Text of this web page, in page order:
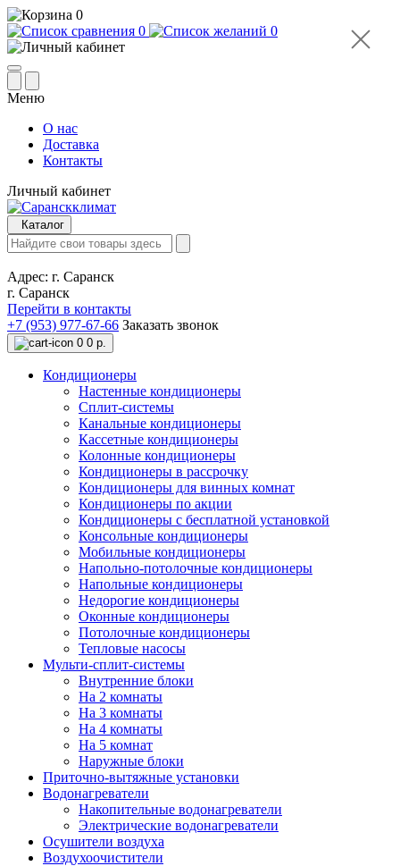
0
0
0
Меню
О нас
Доставка
Контакты
Личный кабинет
Каталог
Адрес: г. Саранск
г. Саранск
Перейти в контакты
+7 (953) 977-67-66 Заказать звонок
0 0 р.
Кондиционеры
Настенные кондиционеры
Сплит-системы
Канальные кондиционеры
Кассетные кондиционеры
Колонные кондиционеры
Кондиционеры в рассрочку
Кондиционеры для винных комнат
Кондиционеры по акции
Кондиционеры с бесплатной установкой
Консольные кондиционеры
Мобильные кондиционеры
Напольно-потолочные кондиционеры
Напольные кондиционеры
Недорогие кондиционеры
Оконные кондиционеры
Потолочные кондиционеры
Тепловые насосы
Мульти-сплит-системы
Внутренние блоки
На 2 комнаты
На 3 комнаты
На 4 комнаты
На 5 комнат
Наружные блоки
Приточно-вытяжные установки
Водонагреватели
Накопительные водонагреватели
Электрические водонагреватели
Осушители воздуха
Воздухоочистители